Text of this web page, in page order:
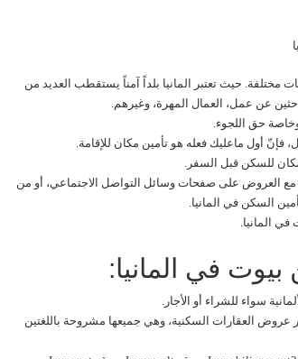
حيث تعتبر المانيا بلداً آمناً يستقطب العديد من
عن عمل، العمال المهرة، وغيرهم.
وخاصة حق اللجوء.
فإنّ أول ماعليك فعله هو تأمين مكان للإقامة.
للسكن قبل السفر.
مع العروض على صفحات وسائل التواصل الاجتماعي، أو من
السكن في المانيا.
المانيا.
في المانيا:
سواء للشراء أو الأجار.
عروض العقارات السكنية، وهي جميعها مشروحة باللغتين